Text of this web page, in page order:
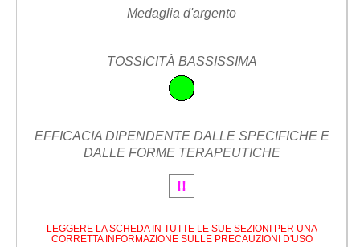
Medaglia d'argento
TOSSICITÀ BASSISSIMA
EFFICACIA DIPENDENTE DALLE SPECIFICHE E
DALLE FORME TERAPEUTICHE
!!
LEGGERE LA SCHEDA IN TUTTE LE SUE SEZIONI PER UNA
CORRETTA INFORMAZIONE SULLE PRECAUZIONI D'USO